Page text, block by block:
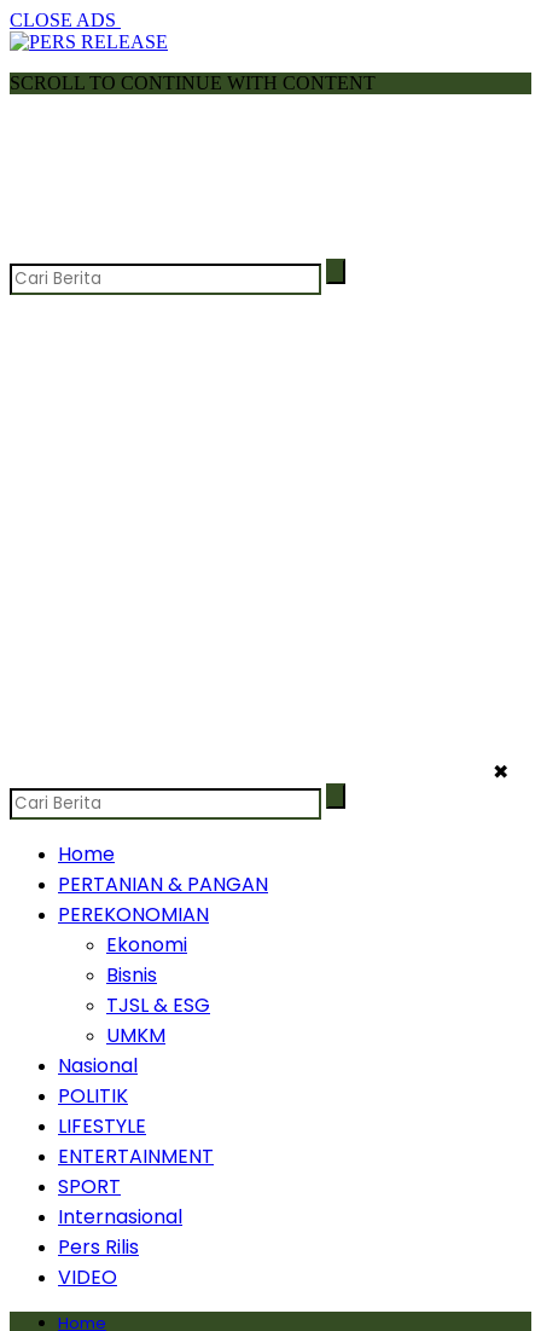
CLOSE ADS
SCROLL TO CONTINUE WITH CONTENT
✖
Home
PERTANIAN & PANGAN
PEREKONOMIAN
Ekonomi
Bisnis
TJSL & ESG
UMKM
Nasional
POLITIK
LIFESTYLE
ENTERTAINMENT
SPORT
Internasional
Pers Rilis
VIDEO
Home